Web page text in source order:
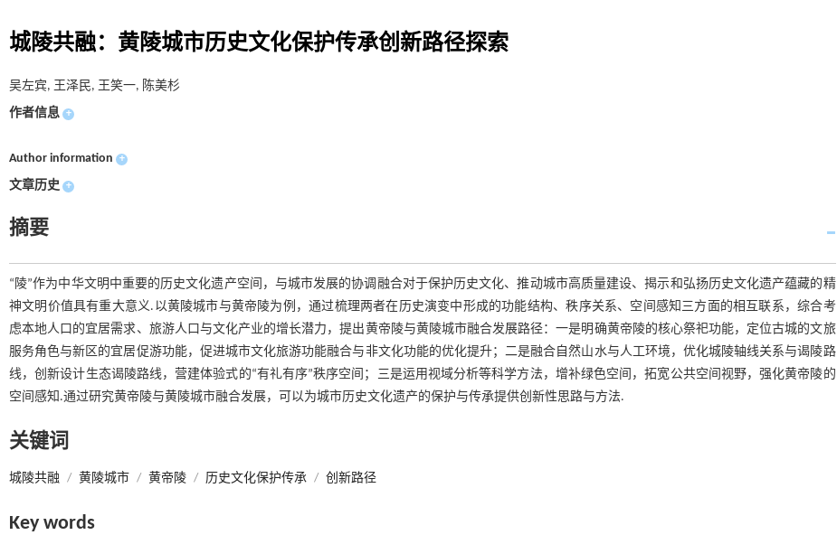
城陵共融：黄陵城市历史文化保护传承创新路径探索
吴左宾, 王泽民, 王笑一, 陈美杉
作者信息 +
Author information +
文章历史 +
摘要
“陵”作为中华文明中重要的历史文化遗产空间，与城市发展的协调融合对于保护历史文化、推动城市高质量建设、揭示和弘扬历史文化遗产蕴藏的精
神文明价值具有重大意义.以黄陵城市与黄帝陵为例，通过梳理两者在历史演变中形成的功能结构、秩序关系、空间感知三方面的相互联系，综合考
虑本地人口的宜居需求、旅游人口与文化产业的增长潜力，提出黄帝陵与黄陵城市融合发展路径：一是明确黄帝陵的核心祭祀功能，定位古城的文旅
服务角色与新区的宜居促游功能，促进城市文化旅游功能融合与非文化功能的优化提升；二是融合自然山水与人工环境，优化城陵轴线关系与谒陵路
线，创新设计生态谒陵路线，营建体验式的“有礼有序”秩序空间；三是运用视域分析等科学方法，增补绿色空间，拓宽公共空间视野，强化黄帝陵的
空间感知.通过研究黄帝陵与黄陵城市融合发展，可以为城市历史文化遗产的保护与传承提供创新性思路与方法.
关键词
城陵共融 / 黄陵城市 / 黄帝陵 / 历史文化保护传承 / 创新路径
Key words